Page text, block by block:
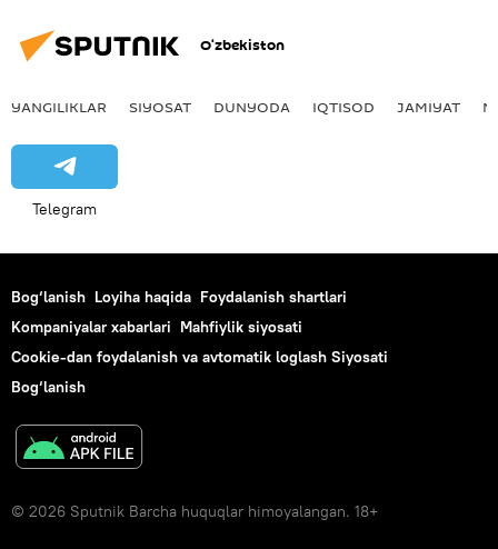
O‘zbekiston
YANGILIKLAR SIYOSAT DUNYODA IQTISOD JAMIYAT
Telegram
Bog‘lanish Loyiha haqida Foydalanish shartlari
Kompaniyalar xabarlari Mahfiylik siyosati
Cookie-dan foydalanish va avtomatik loglash Siyosati
Bog‘lanish
© 2026 Sputnik Barcha huquqlar himoyalangan. 18+